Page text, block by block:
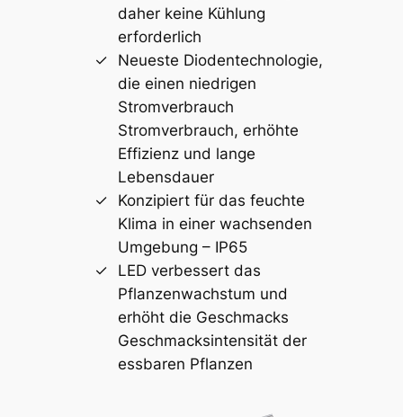
daher keine Kühlung
erforderlich
Neueste Diodentechnologie,
die einen niedrigen
Stromverbrauch
Stromverbrauch, erhöhte
Effizienz und lange
Lebensdauer
Konzipiert für das feuchte
Klima in einer wachsenden
Umgebung – IP65
LED verbessert das
Pflanzenwachstum und
erhöht die Geschmacks
Geschmacksintensität der
essbaren Pflanzen